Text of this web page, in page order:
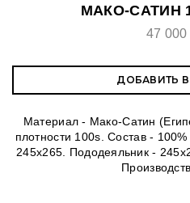
МАКО-САТИН
47 000
ДОБАВИТЬ
Материал - Мако-Сатин
плотности 100s. Состав -
245х265. Пододеяльник -